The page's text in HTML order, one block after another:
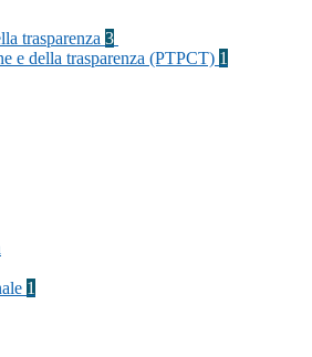
trasparenza 3
e della trasparenza (PTPCT) 1
1